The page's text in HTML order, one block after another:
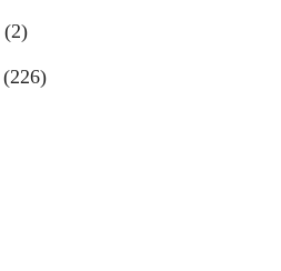
(2)
(226)